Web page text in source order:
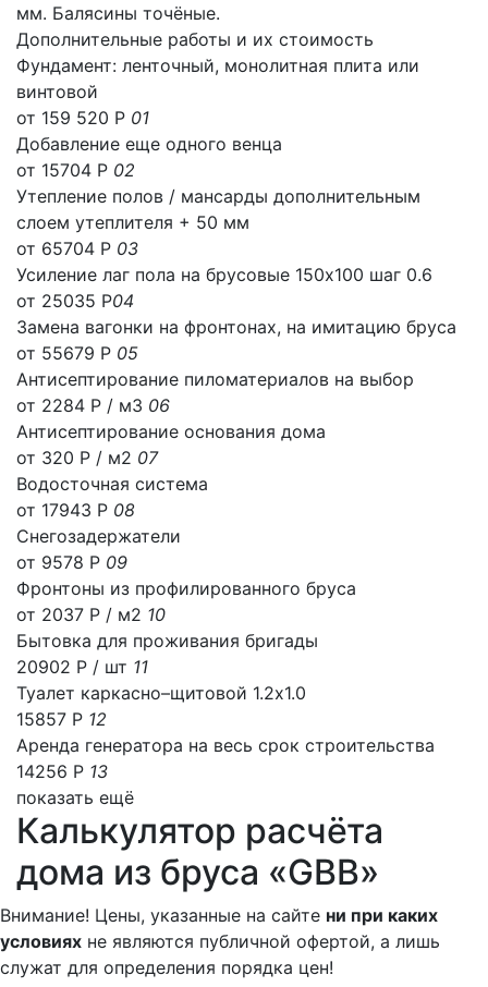
мм. Балясины точёные.
Дополнительные работы и их стоимость
Фундамент: ленточный, монолитная плита или
винтовой
от 159 520 Р 01
Добавление еще одного венца
от 15704 Р 02
Утепление полов / мансарды дополнительным
слоем утеплителя + 50 мм
от 65704 Р 03
Усиление лаг пола на брусовые 150х100 шаг 0.6
от 25035 Р04
Замена вагонки на фронтонах, на имитацию бруса
от 55679 Р 05
Антисептирование пиломатериалов на выбор
от 2284 Р / м3 06
Антисептирование основания дома
от 320 Р / м2 07
Водосточная система
от 17943 Р 08
Снегозадержатели
от 9578 Р 09
Фронтоны из профилированного бруса
от 2037 Р / м2 10
Бытовка для проживания бригады
20902 Р / шт 11
Туалет каркасно–щитовой 1.2х1.0
15857 Р 12
Аренда генератора на весь срок строительства
14256 Р 13
показать ещё
Калькулятор расчёта
дома из бруса «GBB»
Внимание! Цены, указанные на сайте ни при каких
условиях не являются публичной офертой, а лишь
служат для определения порядка цен!